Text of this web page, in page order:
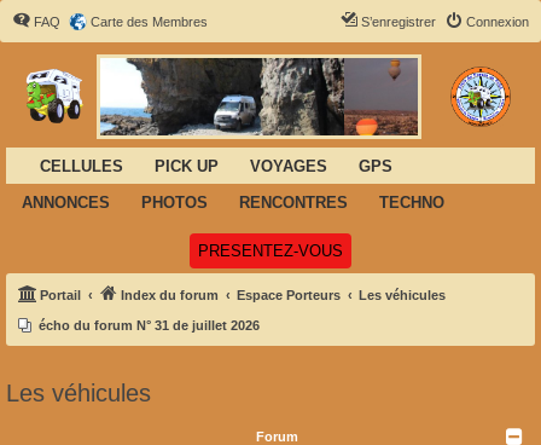
FAQ Carte des Membres Connexion
S’enregistrer
CELLULES PICK UP VOYAGES
GPS
ANNONCES
PHOTOS RENCONTRES TECHNO
PRESENTEZ-VOUS
Portail Index du forum Espace Porteurs Les véhicules
écho du forum N° 31 de juillet 2026
Les véhicules
Forum